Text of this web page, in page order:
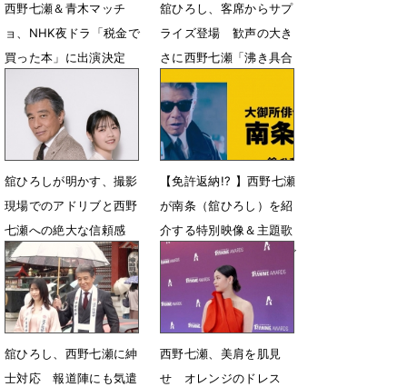
西野七瀬＆青木マッチ
ョ、NHK夜ドラ「税金で
買った本」に出演決定
舘ひろし、客席からサプ
ライズ登場 歓声の大き
さに西野七瀬「沸き具合
が凄すぎた」
6月20日 15時50分
舘ひろしが明かす、撮影
現場でのアドリブと西野
七瀬への絶大な信頼感
6月19日 07時00分
【免許返納!? 】西野七瀬
が南条（舘ひろし）を紹
介する特別映像＆主題歌
カラオケ風SPリリックビ
デオ公開
6月16日 12時19分
舘ひろし、西野七瀬に紳
士対応 報道陣にも気遣
西野七瀬、美肩を肌見
せ オレンジのドレス